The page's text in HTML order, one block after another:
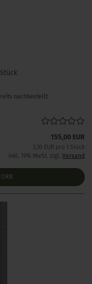
nachbestellt
155,00 EUR
3,10 EUR pro 1 Stück
inkl. 19% MwSt. zzgl. Versand